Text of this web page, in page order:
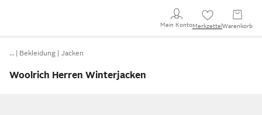
Mein KontoMerkzettel Warenkorb
… Bekleidung Jacken
Woolrich Herren Winterjacken